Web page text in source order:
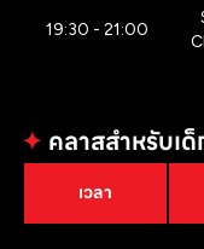
19:30 - 21:00
✦ คลาสสำหรับเด็
เวลา